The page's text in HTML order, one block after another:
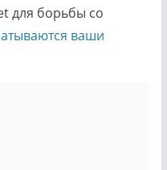
для борьбы со
ваши